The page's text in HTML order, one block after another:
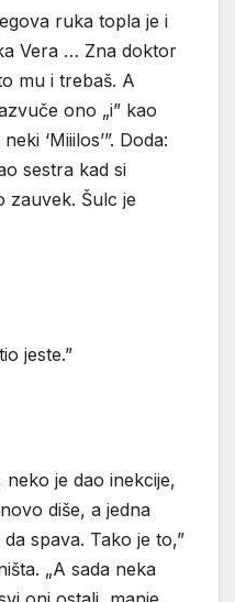
ruka topla je i
Vera … Zna doktor
mu i trebaš. A
ono „i” kao
‘Miiilos’”. Doda:
sestra kad si
zauvek. Šulc je
jeste.”
je dao inekcije,
diše, a jedna
spava. Tako je to,”
„A sada neka